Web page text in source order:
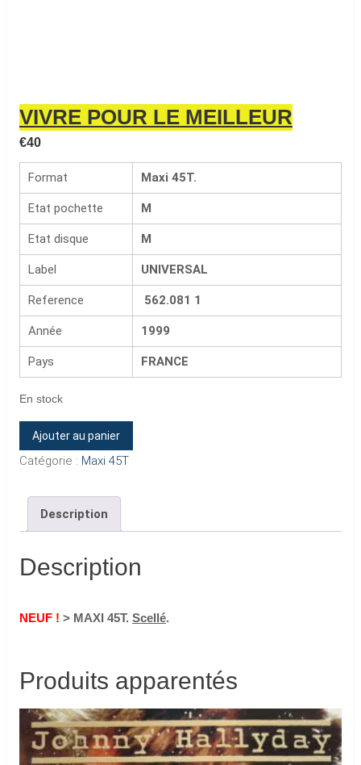
VIVRE POUR LE MEILLEUR
€40
Format Maxi 45T.
Etat pochette M
Etat disque M
Label UNIVERSAL
Reference 562.081 1
Année 1999
Pays FRANCE
En stock
quantité
de
POUR
Ajouter au panier
Catégorie : Maxi 45T
Description
Description
NEUF ! > MAXI 45T. Scellé.
Produits apparentés